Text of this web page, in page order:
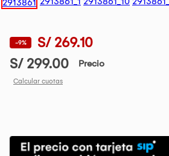
-9%
S/ 269.10
S/ 299.00
Precio
Calcular cuotas